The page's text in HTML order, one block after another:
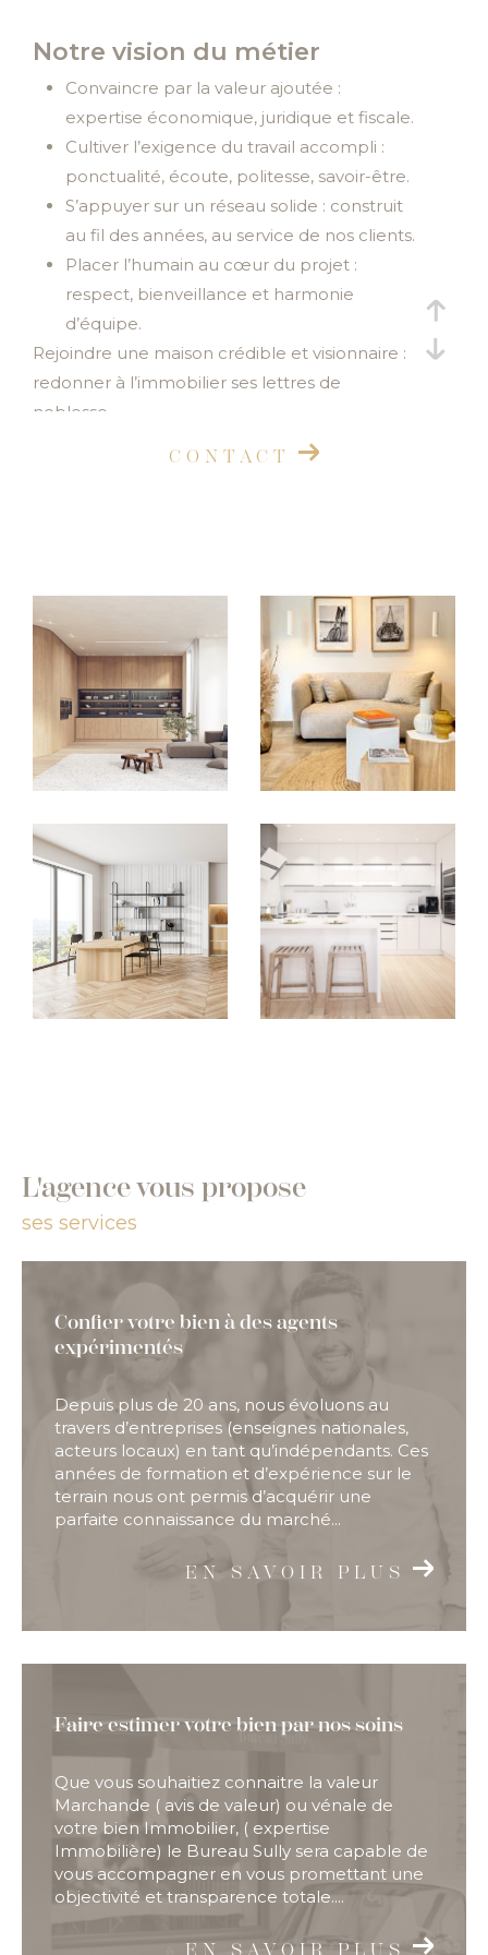
Notre vision du métier
Convaincre par la valeur ajoutée :
expertise économique, juridique et fiscale.
Cultiver l’exigence du travail accompli :
ponctualité, écoute, politesse, savoir-être.
S’appuyer sur un réseau solide : construit
au fil des années, au service de nos clients.
Placer l’humain au cœur du projet :
respect, bienveillance et harmonie
d’équipe.
Rejoindre une maison crédible et visionnaire :
redonner à l’immobilier ses lettres de
noblesse.
CONTACT
L'agence vous propose
ses services
Confier votre bien à des agents
expérimentés
Depuis plus de 20 ans, nous évoluons au
travers d’entreprises (enseignes nationales,
acteurs locaux) en tant qu’indépendants. Ces
années de formation et d’expérience sur le
terrain nous ont permis d’acquérir une
parfaite connaissance du marché...
EN SAVOIR PLUS
Faire estimer votre bien par nos soins
Que vous souhaitiez connaitre la valeur
Marchande ( avis de valeur) ou vénale de
votre bien Immobilier, ( expertise
Immobilière) le Bureau Sully sera capable de
vous accompagner en vous promettant une
objectivité et transparence totale....
EN SAVOIR PLUS
Surface
Pièces
Pièces
Référence
AFFINER LES CRITÈRES
TERRASSE PARKING
FILTRER PAR
RECHERCHER